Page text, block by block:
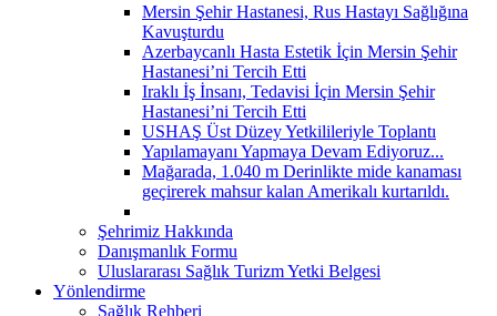
Mersin Şehir Hastanesi, Rus Hastayı Sağlığına
Kavuşturdu
Azerbaycanlı Hasta Estetik İçin Mersin Şehir
Hastanesi’ni Tercih Etti
Iraklı İş İnsanı, Tedavisi İçin Mersin Şehir
Hastanesi’ni Tercih Etti
USHAŞ Üst Düzey Yetkilileriyle Toplantı
Yapılamayanı Yapmaya Devam Ediyoruz...
Mağarada, 1.040 m Derinlikte mide kanaması
geçirerek mahsur kalan Amerikalı kurtarıldı.
Şehrimiz Hakkında
Danışmanlık Formu
Uluslararası Sağlık Turizm Yetki Belgesi
Yönlendirme
Sağlık Rehberi